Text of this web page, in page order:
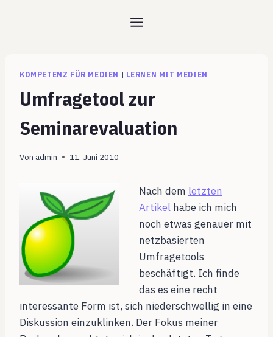
KOMPETENZ FÜR MEDIEN | LERNEN MIT MEDIEN
Umfragetool zur
Seminarevaluation
Von admin 11. Juni 2010
Nach dem letzten
Artikel habe ich mich
noch etwas genauer mit
netzbasierten
Umfragetools
beschäftigt. Ich finde
das es eine recht
interessante Form ist, sich niederschwellig in eine
Diskussion einzuklinken. Der Fokus meiner